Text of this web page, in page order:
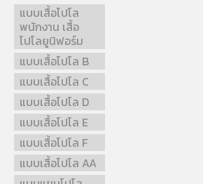
แบบเสื้อโปโล
พนักงาน เสื้อ
โปโลยูนิฟอร์ม
แบบเสื้อโปโล B
แบบเสื้อโปโล C
แบบเสื้อโปโล D
แบบเสื้อโปโล E
แบบเสื้อโปโล F
แบบเสื้อโปโล AA